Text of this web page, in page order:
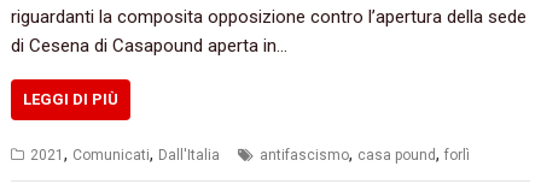
riguardanti la composita opposizione contro l’apertura della sede
di Cesena di Casapound aperta in…
LEGGI DI PIÙ
2021, Comunicati, Dall'Italia antifascismo, casa pound,forlì